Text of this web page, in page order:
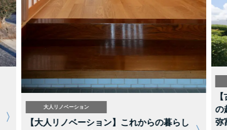
大人リノベーション
【大人リノベーション】これからの暮らし
の
弥